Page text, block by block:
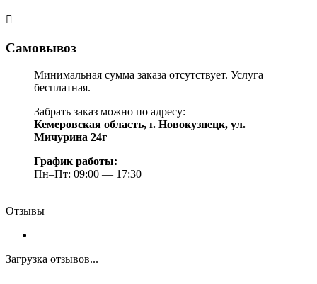
Самовывоз
Минимальная сумма заказа отсутствует. Услуга
бесплатная.
Забрать заказ можно по адресу:
Кемеровская область, г. Новокузнецк, ул.
Мичурина 24г
График работы:
Пн–Пт: 09:00 — 17:30
Отзывы
Загрузка отзывов...